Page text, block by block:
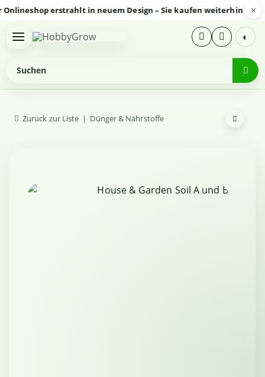
erstrahlt in neuem Design – Sie kaufen weiterhin sicher×
◐
Zurück zur Liste Dünger & Nährstoffe